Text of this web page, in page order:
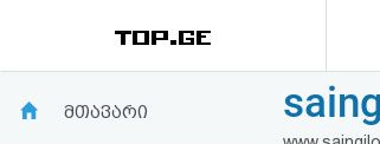
რეიტინგი
მთავარი